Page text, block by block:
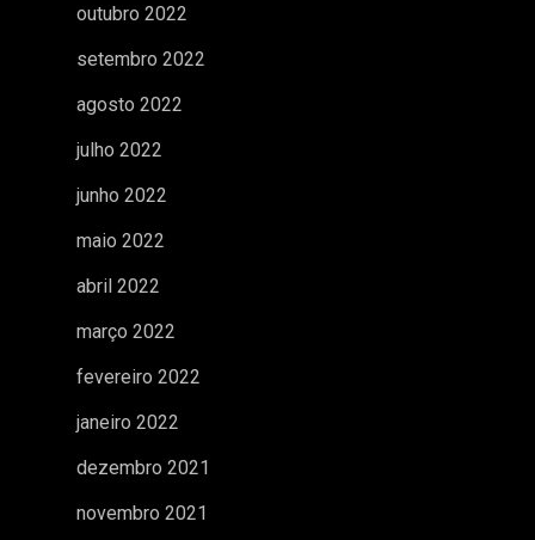
outubro 2022
setembro 2022
agosto 2022
julho 2022
junho 2022
maio 2022
abril 2022
março 2022
fevereiro 2022
janeiro 2022
dezembro 2021
novembro 2021